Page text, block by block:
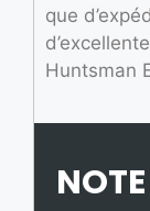
que
Huntsman